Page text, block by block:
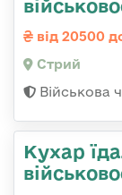
від 20500
Стрий
Військова
Кухар